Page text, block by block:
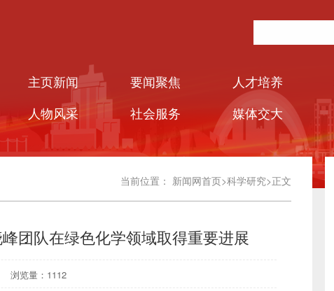
主页新闻 要闻聚焦 人才培养
人物风采
社会服务 媒体交大
当前位置： 新闻网首页>科学研究>正文
团队在绿色化学领域取得重要进展
浏览量： 1112